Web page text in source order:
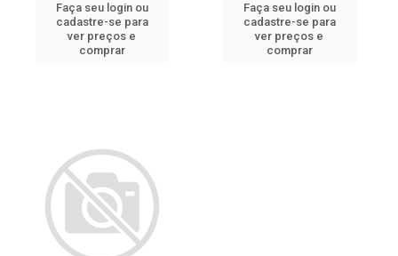
Faça seu login ou
cadastre-se para
ver preços e
comprar
Faça seu login ou
cadastre-se para
ver preços e
comprar